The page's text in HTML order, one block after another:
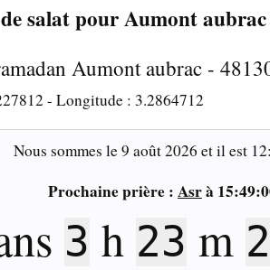
salat pour Aumont aubrac
Aumont aubrac -
- Longitude : 3.2864712
Nous sommes le9 août 2026 et il est
Prochaine prière : Asrà
3 h 23 m